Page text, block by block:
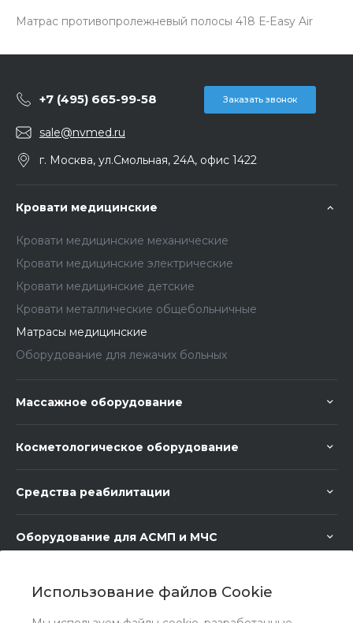
Использование файлов Cookie
Матрас противопролежневый полосы 418 Е-Easy Air
+7 (495) 665-99-58 Заказать звонок
sale@nvmed.ru
г. Москва, ул.Смольная, 24А, офис 1422
Кровати медицинские
Кровати медицинские механические
Кровати медицинские электрические
Кровати медицинские детские
Кровати металлические общебольничные
Матрасы медицинские
Оборудование для лежачих больных
Массажное оборудование
Косметологическое оборудование
Средства реабилитации
Оборудование для АСМП и МЧС